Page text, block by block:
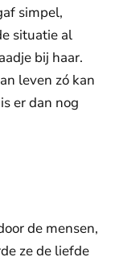
simpel,
situatie al
bij haar.
leven zó kan
er dan nog
de mensen,
ze de liefde